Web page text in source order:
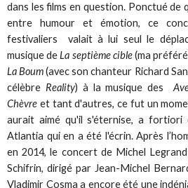
dans les films en question. Ponctué de
entre humour et émotion, ce
festivaliers valait à lui seul le
musique deLa septième cible(ma
La Boum(avec son chanteur Richard
célèbre Reality) à la musique des
Chèvre et tant d'autres, ce fut un
aurait aimé qu'il s'éternise, a fortiori
Atlantia qui en a été l'écrin. Après
en 2014, le concert de Michel
Schifrin, dirigé par Jean-Michel
Vladimir Cosma a encore été une